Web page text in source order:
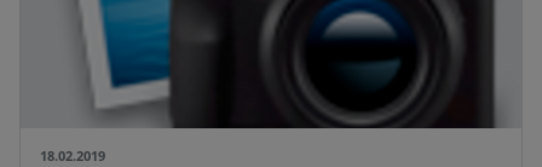
18.02.2019